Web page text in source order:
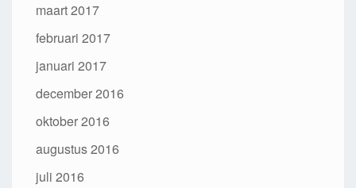
maart 2017
februari 2017
januari 2017
december 2016
oktober 2016
augustus 2016
juli 2016